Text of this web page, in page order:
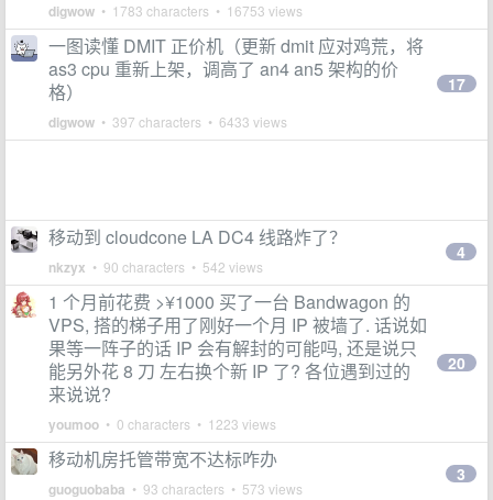
digwow • 1783 characters • 16753 views
一图读懂 DMIT 正价机（更新 dmit 应对鸡荒，将
as3 cpu 重新上架，调高了 an4 an5 架构的价
格）
digwow • 397 characters • 6433 views
17
移动到 cloudcone LA DC4 线路炸了？
nkzyx • 90 characters • 542 views
4
1 个月前花费 >¥1000 买了一台 Bandwagon 的
VPS, 搭的梯子用了刚好一个月 IP 被墙了. 话说如
果等一阵子的话 IP 会有解封的可能吗, 还是说只
能另外花 8 刀 左右换个新 IP 了? 各位遇到过的
来说说?
youmoo • 0 characters • 1223 views
20
移动机房托管带宽不达标咋办
guoguobaba • 93 characters • 573 views
3